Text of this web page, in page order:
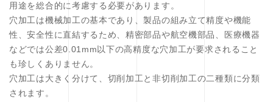
用途を総合的に考慮する必要があります。
穴加工は機械加工の基本であり、製品の組み立て精度や機能
性、安全性に直結するため、精密部品や航空機部品、医療機器
などでは公差0.01mm以下の高精度な穴加工が要求されること
も珍しくありません。
穴加工は大きく分けて、切削加工と非切削加工の二種類に分類
されます。